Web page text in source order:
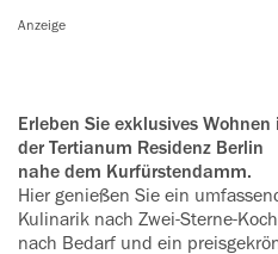
Anzeige
Erleben Sie exklusives Wohnen im Alter mit Pflegeangebot in
der ‍Tertianum Residenz Berlin
nahe dem Kurfürstendamm.
Hier genießen Sie ein
Kulinarik nach Zwei-Sterne-
nach Bedarf und ein